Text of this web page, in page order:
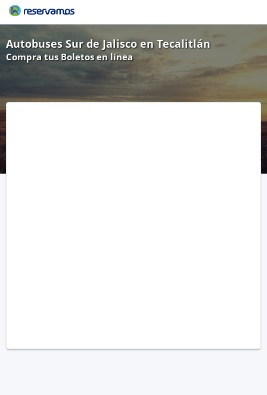
Autobuses Sur de Jalisco en Tecalitlán
Compra tus Boletos en línea